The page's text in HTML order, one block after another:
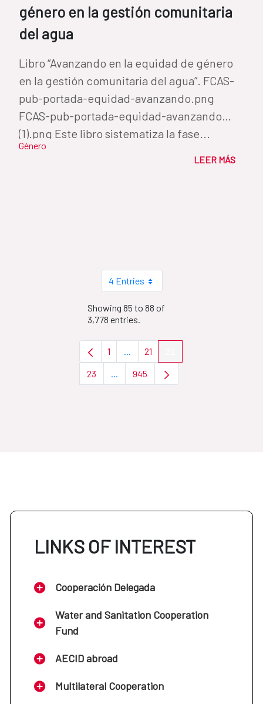
género en la gestión comunitaria
del agua
Libro “Avanzando en la equidad de género
en la gestión comunitaria del agua”. FCAS-
pub-portada-equidad-avanzando.png
FCAS-pub-portada-equidad-avanzando
(1).png Este libro sistematiza la fase...
Género
LEER MÁS
4 Entries
Showing 85 to 88 of
3,778 entries.
Page
1 ...Intermediate Pages Use TAB to
Page
21
Page
23 ...Intermediate Pages Use TAB to
Page
945
LINKS OF INTEREST
Cooperación Delegada
Water and Sanitation Cooperation
Fund
AECID abroad
Multilateral Cooperation